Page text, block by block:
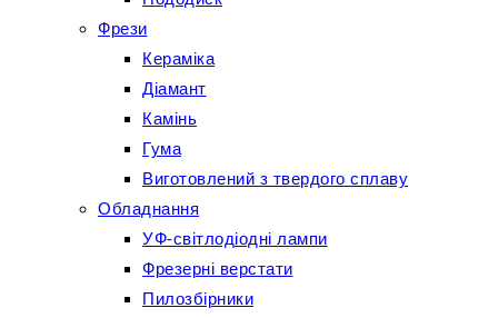
Фрези
Кераміка
Діамант
Камінь
Гума
Виготовлений з твердого сплаву
Обладнання
УФ-світлодіодні лампи
Фрезерні верстати
Пилозбірники